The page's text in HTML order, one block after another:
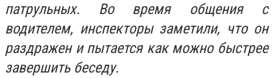
патрульных. Во время общения с
водителем, инспекторы заметили, что он
раздражен и пытается как можно быстрее
завершить беседу.